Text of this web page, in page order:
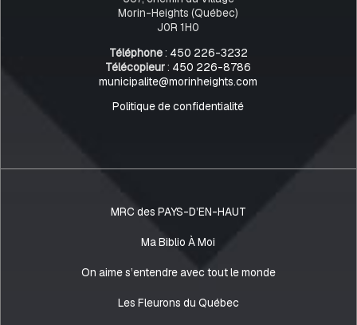
Morin-Heights (Québec)
J0R 1H0
Téléphone: 450 226-3232
Télécopieur: 450 226-8786
municipalite@morinheights.com
Politique de confidentialité
MRC des PAYS-D’EN-HAUT
Ma Biblio À Moi
On aime s’entendre avec tout le monde
Les Fleurons du Québec